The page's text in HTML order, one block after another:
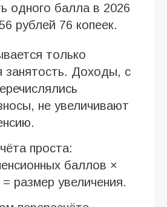
одного балла в 2026
рублей 76 копеек.
только
занятость. Доходы, с
не увеличивают
проста:
баллов ×
размер увеличения.